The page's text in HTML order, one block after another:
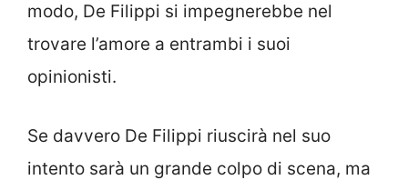
modo, De Filippi si impegnerebbe nel
trovare l’amore a entrambi i suoi
opinionisti.
Se davvero De Filippi riuscirà nel suo
intento sarà un grande colpo di scena, ma